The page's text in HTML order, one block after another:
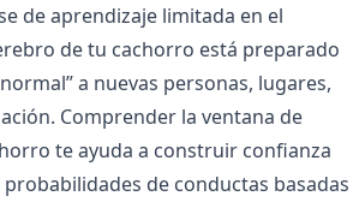
de aprendizaje limitada en el
de tu cachorro está preparado
a nuevas personas, lugares,
Comprender la ventana de
te ayuda a construir confianza
de conductas basadas